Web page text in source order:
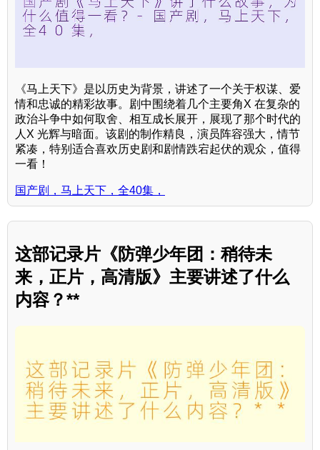
《马上天下》是以历史为背景，讲述了一个关于权谋、爱
情和忠诚的精彩故事。剧中围绕着几个主要角X 在复杂的
政治斗争中如何取舍、相互成长展开，展现了那个时代的
人X 光辉与暗面。该剧的制作精良，演员阵容强大，情节
紧凑，特别适合喜欢历史剧和剧情跌宕起伏的观众，值得
一看！
国产剧，马上天下，全40集，
这部记录片《防弹少年团：稍待未
来，正片，高清版》主要讲述了什么
内容？**